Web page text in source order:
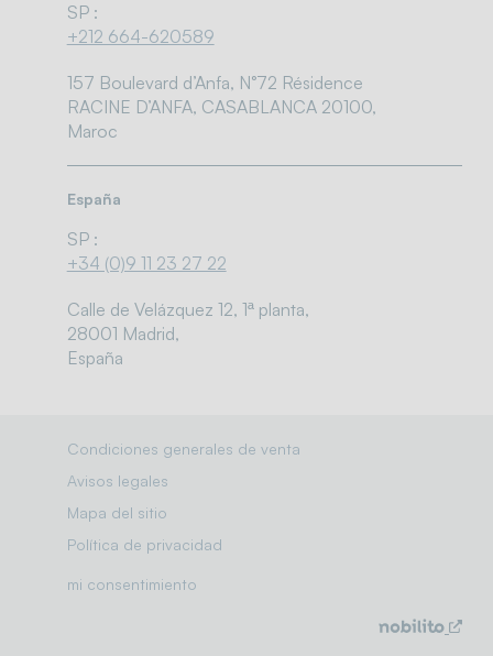
Soluciones / mercados
SP :
+212 664-620589
157 Boulevard d’Anfa, N°72 Résidence
RACINE D’ANFA, CASABLANCA 20100,
Maroc
España
SP :
+34 (0)9 11 23 27 22
Calle de Velázquez 12, 1ª planta,
28001 Madrid,
España
Condiciones generales de venta
Avisos legales
Mapa del sitio
Política de privacidad
mi consentimiento